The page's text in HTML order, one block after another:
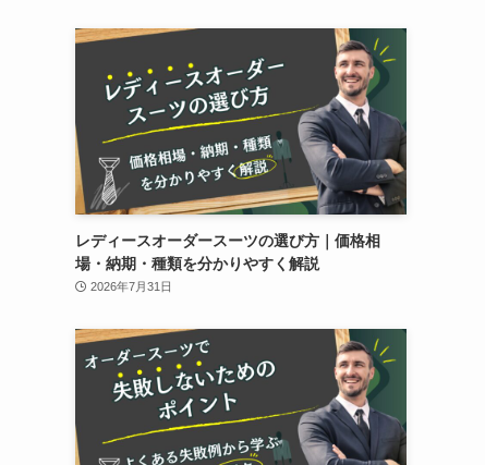
レディースオーダースーツの選び方｜価格相
場・納期・種類を分かりやすく解説
2026年7月31日